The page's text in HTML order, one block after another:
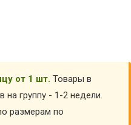
от 1 шт. Товары в
на группу - 1-2 недели.
размерам по